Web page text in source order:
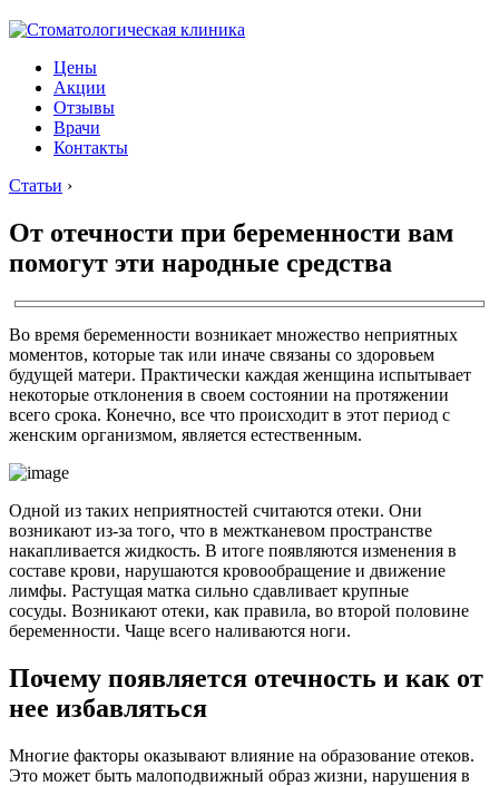
Цены
Акции
Отзывы
Врачи
Контакты
Статьи ›
От отечности при беременности вам
помогут эти народные средства
Во время беременности возникает множество неприятных
моментов, которые так или иначе связаны со здоровьем
будущей матери. Практически каждая женщина испытывает
некоторые отклонения в своем состоянии на протяжении
всего срока. Конечно, все что происходит в этот период с
женским организмом, является естественным.
Одной из таких неприятностей считаются отеки. Они
возникают из-за того, что в межтканевом пространстве
накапливается жидкость. В итоге появляются изменения в
составе крови, нарушаются кровообращение и движение
лимфы. Растущая матка сильно сдавливает крупные
сосуды. Возникают отеки, как правила, во второй половине
беременности. Чаще всего наливаются ноги.
Почему появляется отечность и как от
нее избавляться
Многие факторы оказывают влияние на образование отеков.
Это может быть малоподвижный образ жизни, нарушения в